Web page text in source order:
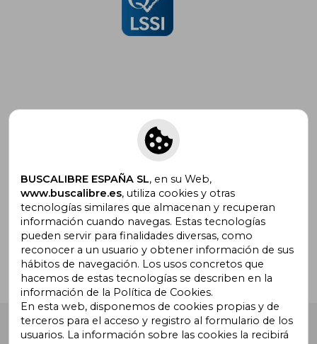
Suscríbete para recibir ofertas y
promociones
¿Necesitas ayuda?
Ir a Centro de Soporte
Buscalibre España . Calle Energía, 65, Nave 3 (08940),
Cornellà de Llobregat, Barcelona. Derechos Reservados.
BUSCALIBRE ESPAÑA SL, en su Web,
www.buscalibre.es, utiliza cookies y otras
tecnologías similares que almacenan y recuperan
información cuando navegas. Estas tecnologías
pueden servir para finalidades diversas, como
reconocer a un usuario y obtener información de sus
hábitos de navegación. Los usos concretos que
hacemos de estas tecnologías se describen en la
información de la Política de Cookies.
En esta web, disponemos de cookies propias y de
terceros para el acceso y registro al formulario de los
usuarios. La información sobre las cookies la recibirá